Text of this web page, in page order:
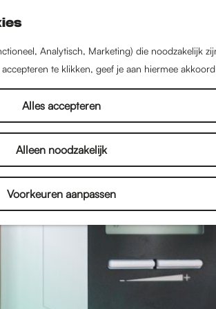
Analytisch, Marketing) die noodzakelijk
te klikken, geef je aan hiermee
Alles accepteren
Alleen noodzakelijk
Voorkeuren aanpassen